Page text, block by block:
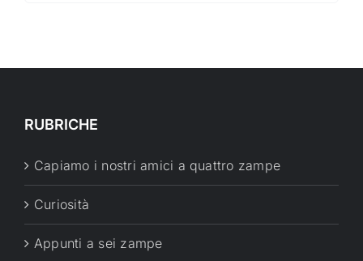
RUBRICHE
Capiamo i nostri amici a quattro zampe
Curiosità
Appunti a sei zampe